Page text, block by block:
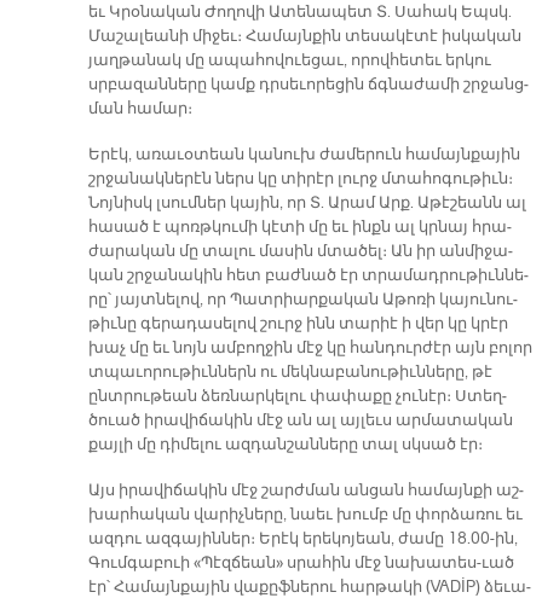
եւ Կրօ­նա­կան Ժո­ղո­վի Ա­տե­նա­պետ Տ. Սա­հակ Եպսկ.
Մա­շա­լեա­նի մի­ջեւ։ Հա­մայն­քին տե­սա­կէ­տէ իս­կա­կան
յաղ­թա­նակ մը ա­պա­հո­վուե­ցաւ, ո­րով­հե­տեւ եր­կու
սրբա­զան­նե­րը կամք դրսե­ւո­րե­ցին ճգնա­ժա­մի շրջանց­
ման հա­մար։
Ե­րէկ, ա­ռա­ւօ­տեան կա­նուխ ժա­մե­րուն հա­մայն­քա­յին
շրջա­նակ­նե­րէն ներս կը տի­րէր լուրջ մտա­հո­գու­թիւն։
Նոյ­նիսկ լսում­ներ կա­յին, որ Տ. Ա­րամ Արք. Ա­թէ­շեանն ալ
հա­սած է պոռթ­կու­մի կէ­տի մը եւ ինքն ալ կրնայ հրա­
ժա­րա­կան մը տա­լու մա­սին մտա­ծել։ Ան իր ան­մի­ջա­
կան շրջա­նա­կին հետ բաժ­նած էր տրա­մադ­րու­թիւն­նե­
րը՝ յայտ­նե­լով, որ Պատ­րիար­քա­կան Ա­թո­ռի կա­յու­նու­
թիւ­նը գե­րա­դա­սե­լով շուրջ ինն տա­րիէ ի վեր կը կրէր
խաչ մը եւ նոյն ամ­բող­ջին մէջ կը հան­դուր­ժէր այն բո­լոր
տպա­ւո­րու­թիւն­ներն ու մեկ­նա­բա­նու­թիւն­նե­րը, թէ
ընտ­րու­թեան ձեռ­նար­կե­լու փա­փա­քը չու­նէր։ Ստեղ­
ծուած ի­րա­վի­ճա­կին մէջ ան ալ այ­լեւս ար­մա­տա­կան
քայ­լի մը դի­մե­լու ազ­դան­շան­նե­րը տալ սկսած էր։
Այս ի­րա­վի­ճա­կին մէջ շարժ­ման ան­ցան հա­մայն­քի աշ­
խար­հա­կան վա­րիչ­նե­րը, նաեւ խումբ մը փոր­ձա­ռու եւ
ազ­դու ազ­գա­յին­ներ։ Ե­րէկ ե­րե­կո­յեան, ժա­մը 18.00-ին,
Գում­գա­բուի «Պէզ­ճեան» սրա­հին մէջ նա­խա­տե­ս-ւած
էր՝ Հա­մայն­քա­յին վա­քըֆ­նե­րու հար­թա­կի (VADİP) ձե­ւա­